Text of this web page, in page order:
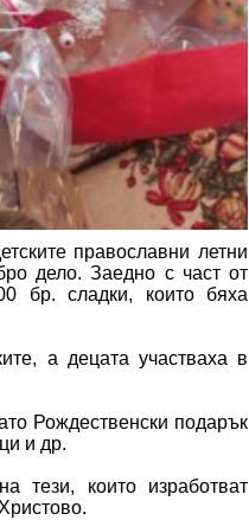
православни летни
дело. Заедно с част от
бр. сладки, които бяха
а децата участваха в
Рождественски подарък
и др.
тези, които изработват